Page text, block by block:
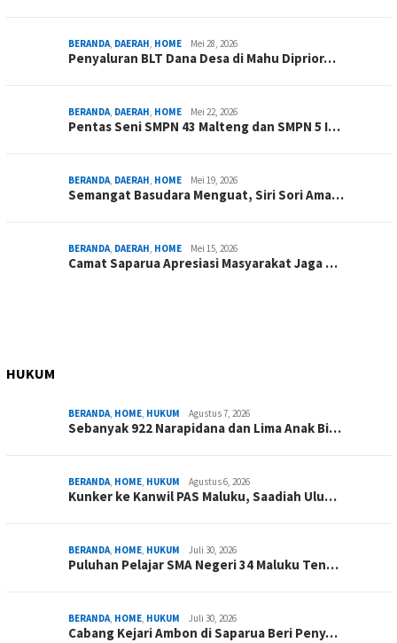
BERANDA, DAERAH, HOME Mei 28, 2026
Penyaluran BLT Dana Desa di Mahu Diprior…
BERANDA, DAERAH, HOME Mei 22, 2026
Pentas Seni SMPN 43 Malteng dan SMPN 5 I…
BERANDA, DAERAH, HOME Mei 19, 2026
Semangat Basudara Menguat, Siri Sori Ama…
BERANDA, DAERAH, HOME Mei 15, 2026
Camat Saparua Apresiasi Masyarakat Jaga …
HUKUM
BERANDA, HOME, HUKUM Agustus 7, 2026
Sebanyak 922 Narapidana dan Lima Anak Bi…
BERANDA, HOME, HUKUM Agustus 6, 2026
Kunker ke Kanwil PAS Maluku, Saadiah Ulu…
BERANDA, HOME, HUKUM Juli 30, 2026
Puluhan Pelajar SMA Negeri 34 Maluku Ten…
BERANDA, HOME, HUKUM Juli 30, 2026
Cabang Kejari Ambon di Saparua Beri Peny…